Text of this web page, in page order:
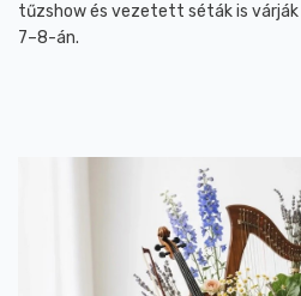
tűzshow és vezetett séták is
7–8-án.